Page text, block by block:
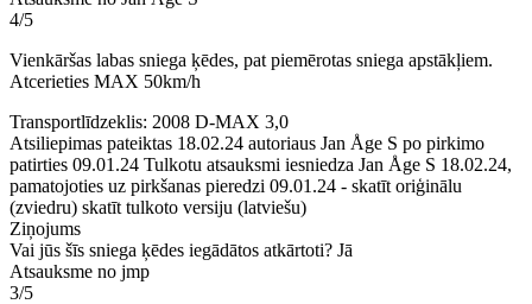
4/5
Vienkāršas labas sniega ķēdes, pat piemērotas sniega apstākļiem.
Atcerieties MAX 50km/h
Transportlīdzeklis: 2008 D-MAX 3,0
Atsiliepimas pateiktas 18.02.24 autoriaus Jan Åge S po pirkimo
patirties 09.01.24 Tulkotu atsauksmi iesniedza Jan Åge S 18.02.24,
pamatojoties uz pirkšanas pieredzi 09.01.24 - skatīt oriģinālu
(zviedru) skatīt tulkoto versiju (latviešu)
Ziņojums
Vai jūs šīs sniega ķēdes iegādātos atkārtoti? Jā
Atsauksme no jmp
3/5